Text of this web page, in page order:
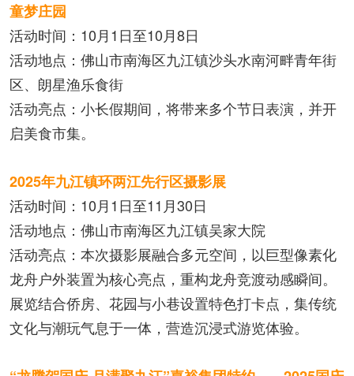
童梦庄园
活动时间：10月1日至10月8日
活动地点：佛山市南海区九江镇沙头水南河畔青年街
区、朗星渔乐食街
活动亮点：小长假期间，将带来多个节日表演，并开
启美食市集。
2025年九江镇环两江先行区摄影展
活动时间：10月1日至11月30日
活动地点：佛山市南海区九江镇吴家大院
活动亮点：本次摄影展融合多元空间，以巨型像素化
龙舟户外装置为核心亮点，重构龙舟竞渡动感瞬间。
展览结合侨房、花园与小巷设置特色打卡点，集传统
文化与潮玩气息于一体，营造沉浸式游览体验。